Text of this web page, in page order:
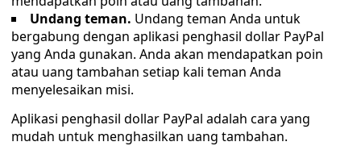
Undang teman. Undang teman Anda untuk
bergabung dengan aplikasi penghasil dollar PayPal
yang Anda gunakan. Anda akan mendapatkan poin
atau uang tambahan setiap kali teman Anda
menyelesaikan misi.
Aplikasi penghasil dollar PayPal adalah cara yang
mudah untuk menghasilkan uang tambahan.